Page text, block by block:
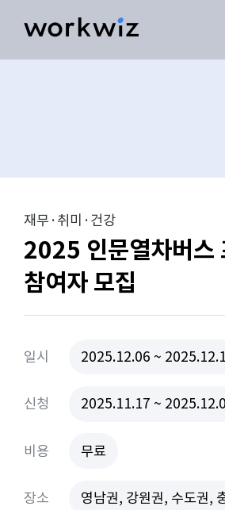
재무·취미·건강
2025 인문열차버스
참여자 모집
일시 2025.12.06 ~
신청 2025.11.17 ~
비용 무료
장소 영남권, 강원권, 수도권,